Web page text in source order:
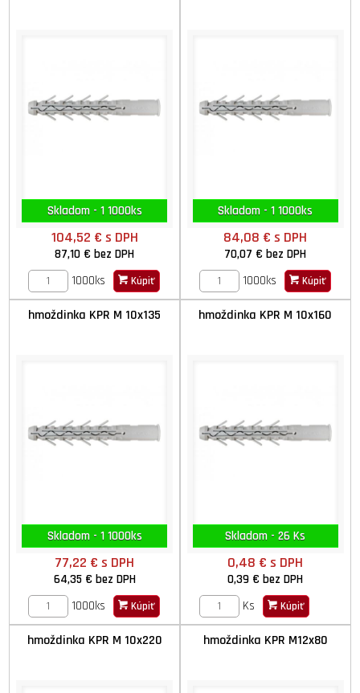
Skladom - 1 1000ks
104,52 € s DPH
87,10 €bez DPH
1000ks
Kúpiť
Skladom - 1 1000ks
84,08 €s DPH
70,07 €bez DPH
1000ks
Kúpiť
hmoždinka KPR M 10x135
Skladom - 1 1000ks
77,22 €s DPH
64,35 € bez DPH
1000ks
Kúpiť
hmoždinka KPR M 10x160
Skladom - 26 Ks
0,48 €s DPH
0,39 €bez DPH
Ks
Kúpiť
hmoždinka KPR M 10x220 hmoždinka KPR M12x80